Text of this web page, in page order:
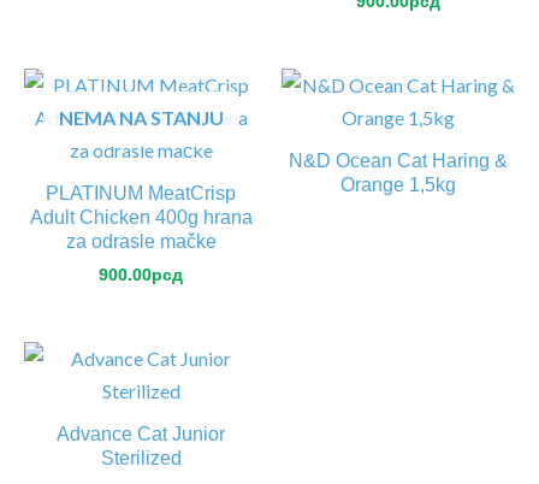
NEMA NA STANJU
PLATINUM MeatCrisp
Adult Chicken 400g hrana
za odrasle mačke
900.00рсд
N&D Ocean Cat Haring &
Orange 1,5kg
Advance Cat Junior
Sterilized